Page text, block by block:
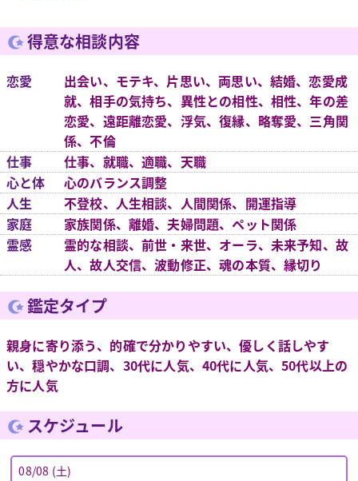
得意な相談内容
恋愛
出会い、モテキ、片思い、両思い、結婚、恋愛成
就、相手の気持ち、異性との相性、相性、年の差
恋愛、遠距離恋愛、浮気、復縁、略奪愛、三角関
係、不倫
仕事
仕事、就職、適職、天職
心と体
心のバランス調整
人生
不登校、人生相談、人間関係、開運指導
家庭
家族関係、離婚、夫婦問題、ペット関係
霊感
霊的な相談、前世・来世、オーラ、未来予知、故
人、故人交信、波動修正、魂の本質、縁切り
鑑定タイプ
親身に寄り添う、的確で分かりやすい、優しく話しやす
い、穏やかな口調、30代に人気、40代に人気、50代以上の
方に人気
スケジュール
08/08 (土)